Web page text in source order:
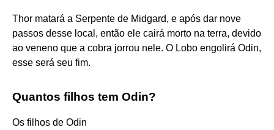
Thor matará a Serpente de Midgard, e após dar nove
passos desse local, então ele cairá morto na terra, devido
ao veneno que a cobra jorrou nele. O Lobo engolirá Odin,
esse será seu fim.
Quantos filhos tem Odin?
Os filhos de Odin